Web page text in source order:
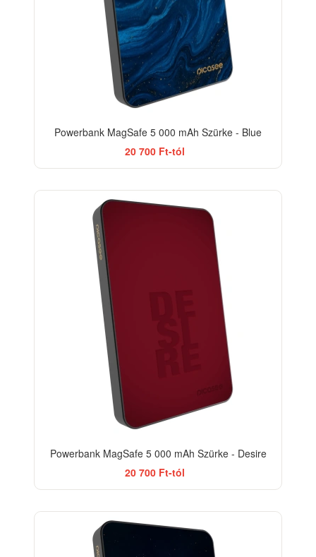
Powerbank MagSafe 5 000 mAh Szürke - Blue
20 700 Ft-tól
Powerbank MagSafe 5 000 mAh Szürke - Desire
20 700 Ft-tól